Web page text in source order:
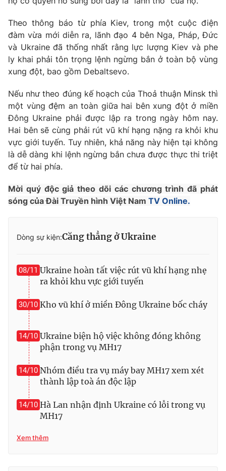
Emagazine Podcast
Photo Infographic
Video Shorts video
VTV Money VTV Thể thao
VTV Sức khoẻ Bất động sản
Thị trường 24h Tấm lòng Việt
Liên hệ tòa soạn English
THỜI BÁO VTV
Theo dõi báo trên
Cơ quan chủ quản:Đài Truyền hình Việt Nam
Cơ quan báo chí: Thời báo VTV
Giấy phép hoạt động báo in và báo điện tử số 483/GP-BTTTT
cấp ngày 29/12/2023
Phó Tổng Biên tập:
Theo thông báo từ phía Kiev, trong một cuộc điện
đàm vừa mới diễn ra, lãnh đạo 4 bên Nga, Pháp, Đức
và Ukraine đã thống nhất rằng lực lượng Kiev và phe
ly khai phải tôn trọng lệnh ngừng bắn ở toàn bộ vùng
xung đột, bao gồm Debaltsevo.
Nếu như theo đúng kế hoạch của Thoả thuận Minsk thì
một vùng đệm an toàn giữa hai bên xung đột ở miền
Đông Ukraine phải được lập ra trong ngày hôm nay.
Hai bên sẽ cùng phải rút vũ khí hạng nặng ra khỏi khu
vực giới tuyến. Tuy nhiên, khả năng này hiện tại không
là dễ dàng khi lệnh ngừng bắn chưa được thực thi triệt
để từ hai phía.
Mời quý độc giả theo dõi các chương trình đã phát
sóng của Đài Truyền hình Việt Nam TV Online.
Dòng sự kiện:Căng thẳng ở Ukraine
08/11 Ukraine hoàn tất việc rút vũ khí hạng nhẹ
ra khỏi khu vực giới tuyến
30/10 Kho vũ khí ở miền Đông Ukraine bốc cháy
14/10 Ukraine biện hộ việc không đóng không
phận trong vụ MH17
14/10 Nhóm điều tra vụ máy bay MH17 xem xét
thành lập toà án độc lập
14/10 Hà Lan nhận định Ukraine có lỗi trong vụ
MH17
Xem thêm